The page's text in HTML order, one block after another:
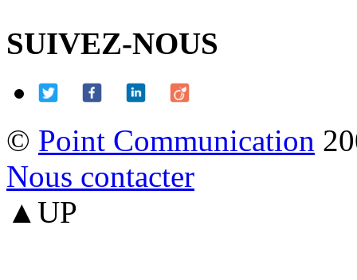
SUIVEZ-NOUS
© Point Communication
Nous contacter
▲UP